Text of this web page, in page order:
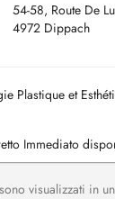
54-58, Route De
4972 Dippach
Plastique et
Immediato
visualizzati in